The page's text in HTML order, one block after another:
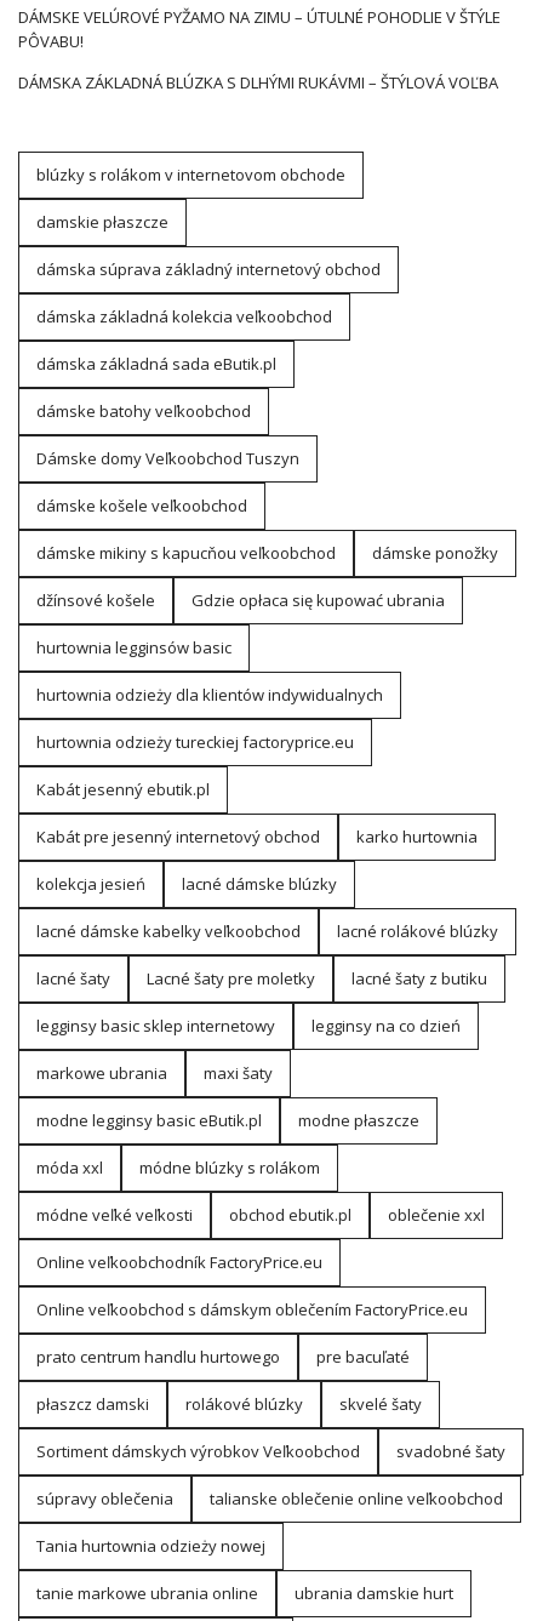
DÁMSKE VELÚROVÉ PYŽAMO NA ZIMU – ÚTULNÉ POHODLIE V ŠTÝLE
PÔVABU!
DÁMSKA ZÁKLADNÁ BLÚZKA S DLHÝMI RUKÁVMI – ŠTÝLOVÁ VOĽBA
blúzky s rolákom v internetovom obchode
damskie płaszcze
dámska súprava základný internetový obchod
dámska základná kolekcia veľkoobchod
dámska základná sada eButik.pl
dámske batohy veľkoobchod
Dámske domy Veľkoobchod Tuszyn
dámske košele veľkoobchod
dámske mikiny s kapucňou veľkoobchod dámske ponožky
džínsové košele Gdzie opłaca się kupować ubrania
hurtownia legginsów basic
hurtownia odzieży dla klientów indywidualnych
hurtownia odzieży tureckiej factoryprice.eu
Kabát jesenný ebutik.pl
Kabát pre jesenný internetový obchod karko hurtownia
kolekcja jesień lacné dámske blúzky
lacné dámske kabelky veľkoobchod lacné rolákové blúzky
lacné šaty Lacné šaty pre moletky lacné šaty z butiku
legginsy basic sklep internetowy legginsy na co dzień
markowe ubrania maxi šaty
modne legginsy basic eButik.pl modne płaszcze
móda xxl módne blúzky s rolákom
módne veľké veľkosti obchod ebutik.pl oblečenie xxl
Online veľkoobchodník FactoryPrice.eu
Online veľkoobchod s dámskym oblečením FactoryPrice.eu
prato centrum handlu hurtowego pre bacuľaté
płaszcz damski rolákové blúzky skvelé šaty
Sortiment dámskych výrobkov Veľkoobchod svadobné šaty
súpravy oblečenia talianske oblečenie online veľkoobchod
Tania hurtownia odzieży nowej
tanie markowe ubrania online ubrania damskie hurt